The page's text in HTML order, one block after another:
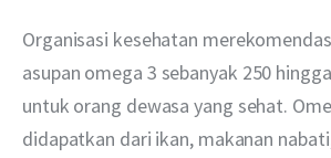
Organisasi kesehatan
asupan omega 3 sebanyak 250
untuk orang dewasa yang sehat.
didapatkan dari ikan, makanan